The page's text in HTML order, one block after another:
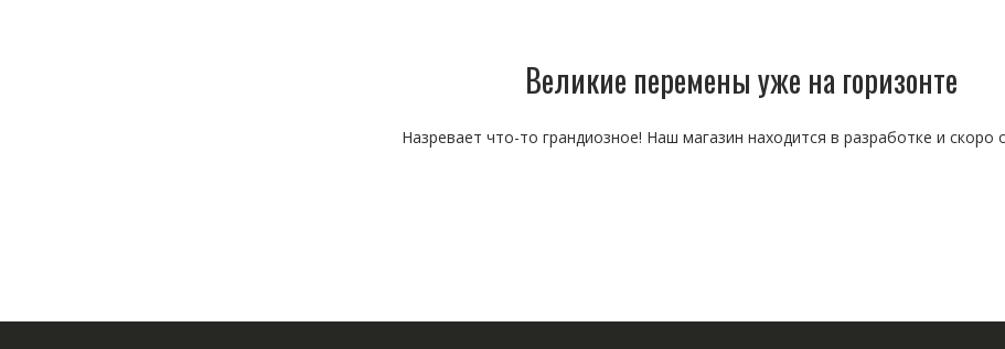
Великие перемены уже на горизонте
Назревает что-то грандиозное! Наш магазин находится в разработке и скоро